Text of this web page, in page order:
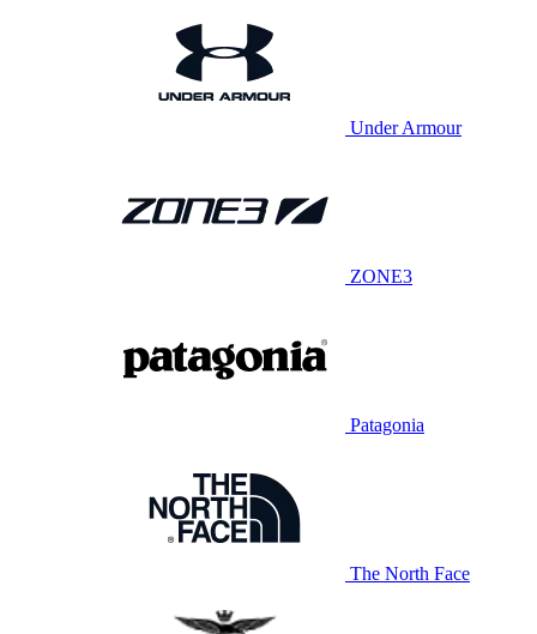
Under Armour
ZONE3
Patagonia
The North Face